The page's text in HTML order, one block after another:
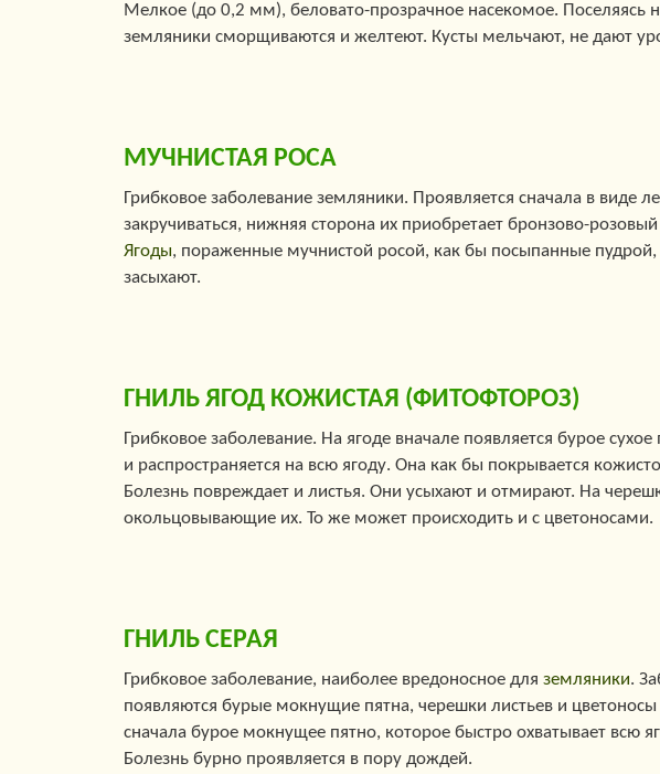
Мелкое (до 0,2 мм), беловато-прозрачное насекомое. Поселяясь
земляники сморщиваются и желтеют. Кусты мельчают, не дают
МУЧНИСТАЯ РОСА
Грибковое заболевание земляники. Проявляется сначала в виде
закручиваться, нижняя сторона их приобретает бронзово-розовый
Ягоды, пораженные мучнистой росой, как бы посыпанные пудрой,
засыхают.
ГНИЛЬ ЯГОД КОЖИСТАЯ (ФИТОФТОРОЗ)
Грибковое заболевание. На ягоде вначале появляется бурое
и распространяется на всю ягоду. Она как бы покрывается
Болезнь повреждает и листья. Они усыхают и отмирают. На
окольцовывающие их. То же может происходить и с цветоносами.
ГНИЛЬ СЕРАЯ
Грибковое заболевание, наиболее вредоносное для земляники.
появляются бурые мокнущие пятна, черешки листьев и
сначала бурое мокнущее пятно, которое быстро охватывает всю
Болезнь бурно проявляется в пору дождей.